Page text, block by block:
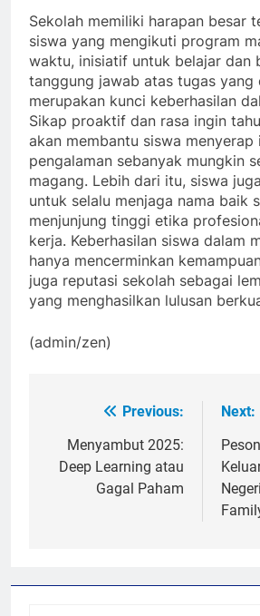
Sekolah memiliki harapan besar
siswa yang mengikuti program
waktu, inisiatif untuk belajar dan
tanggung jawab atas tugas yang
merupakan kunci keberhasilan
Sikap proaktif dan rasa ingin
akan membantu siswa menyerap
pengalaman sebanyak mungkin
magang. Lebih dari itu, siswa
untuk selalu menjaga nama baik
menjunjung tinggi etika
kerja. Keberhasilan siswa dalam
hanya mencerminkan
juga reputasi sekolah sebagai
yang menghasilkan lulusan
(admin/zen)
navigation
Previous:
Menyambut 2025:
Deep Learning atau
Gagal Paham
Next: